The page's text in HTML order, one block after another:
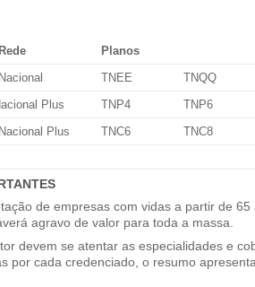
Rede Planos
Nacional TNEE
TNQQ
Plus
TNP4
TNP6
Nacional Plus TNC6 TNC8
de empresas com vidas a partir de
agravo de valor para toda a massa.
devem se atentar as especialidades e
por cada credenciado, o resumo